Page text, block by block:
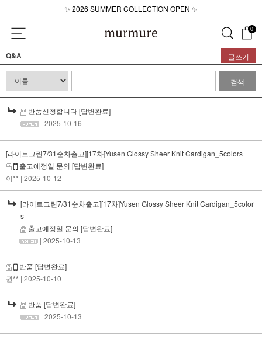
✨ 2026 SUMMER COLLECTION OPEN ✨
0
Q&A 글쓰기
검색
반품신청합니다[답변완료]
| 2025-10-16
[라이트그린7/31순차출고][17차]Yusen Glossy Sheer Knit Cardigan_5colors
출고예정일 문의 [답변완료]
이** | 2025-10-12
[라이트그린7/31순차출고][17차]Yusen Glossy Sheer Knit Cardigan_5color
s
출고예정일 문의 [답변완료]
| 2025-10-13
반품 [답변완료]
권** | 2025-10-10
반품 [답변완료]
| 2025-10-13